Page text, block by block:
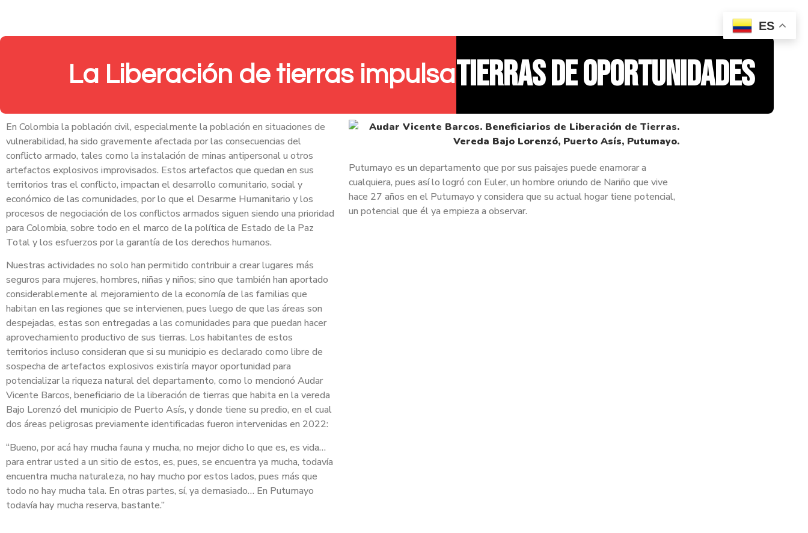
La Liberación de tierras impulsatierras de oportunidades
En Colombia la población civil, especialmente la población en situaciones de
vulnerabilidad, ha sido gravemente afectada por las consecuencias del
conflicto armado, tales como la instalación de minas antipersonal u otros
artefactos explosivos improvisados. Estos artefactos que quedan en sus
territorios tras el conflicto, impactan el desarrollo comunitario, social y
económico de las comunidades, por lo que el Desarme Humanitario y los
procesos de negociación de los conflictos armados siguen siendo una prioridad
para Colombia, sobre todo en el marco de la política de Estado de la Paz
Total y los esfuerzos por la garantía de los derechos humanos.
Nuestras actividades no solo han permitido contribuir a crear lugares más
seguros para mujeres, hombres, niñas y niños; sino que también han aportado
considerablemente al mejoramiento de la economía de las familias que
habitan en las regiones que se intervienen, pues luego de que las áreas son
despejadas, estas son entregadas a las comunidades para que puedan hacer
aprovechamiento productivo de sus tierras. Los habitantes de estos
territorios incluso consideran que si su municipio es declarado como libre de
sospecha de artefactos explosivos existiría mayor oportunidad para
potencializar la riqueza natural del departamento, como lo mencionó Audar
Vicente Barcos, beneficiario de la liberación de tierras que habita en la vereda
Bajo Lorenzó del municipio de Puerto Asís, y donde tiene su predio, en el cual
dos áreas peligrosas previamente identificadas fueron intervenidas en 2022:
“Bueno, por acá hay mucha fauna y mucha, no mejor dicho lo que es, es vida…
para entrar usted a un sitio de estos, es, pues, se encuentra ya mucha, todavía
encuentra mucha naturaleza, no hay mucho por estos lados, pues más que
todo no hay mucha tala. En otras partes, sí, ya demasiado… En Putumayo
todavía hay mucha reserva, bastante.”
Putumayo es un departamento que por sus paisajes puede enamorar a
cualquiera, pues así lo logró con Euler, un hombre oriundo de Nariño que vive
hace 27 años en el Putumayo y considera que su actual hogar tiene potencial,
un potencial que él ya empieza a observar.
ES